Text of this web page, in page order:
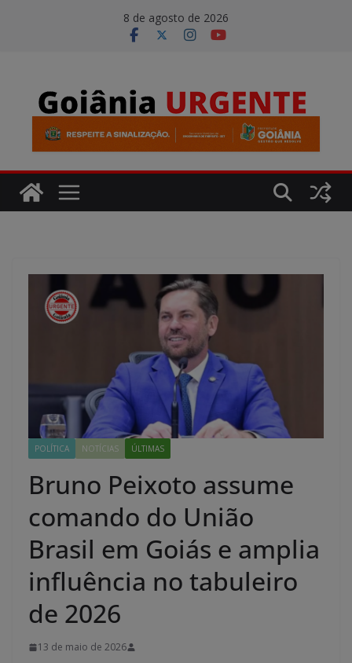
8 de agosto de 2026
POLÍTICA NOTÍCIAS ÚLTIMAS
Bruno Peixoto assume
comando do União
Brasil em Goiás e amplia
influência no tabuleiro
de 2026
13 de maio de 2026
modal-check